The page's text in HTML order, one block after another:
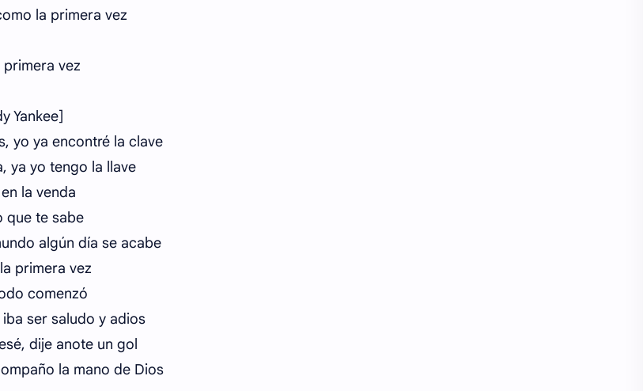
la primera vez
vez
Yankee]
yo ya encontré la clave
ya yo tengo la llave
la venda
que te sabe
algún día se acabe
primera vez
comenzó
ser saludo y adios
dije anote un gol
la mano de Dios